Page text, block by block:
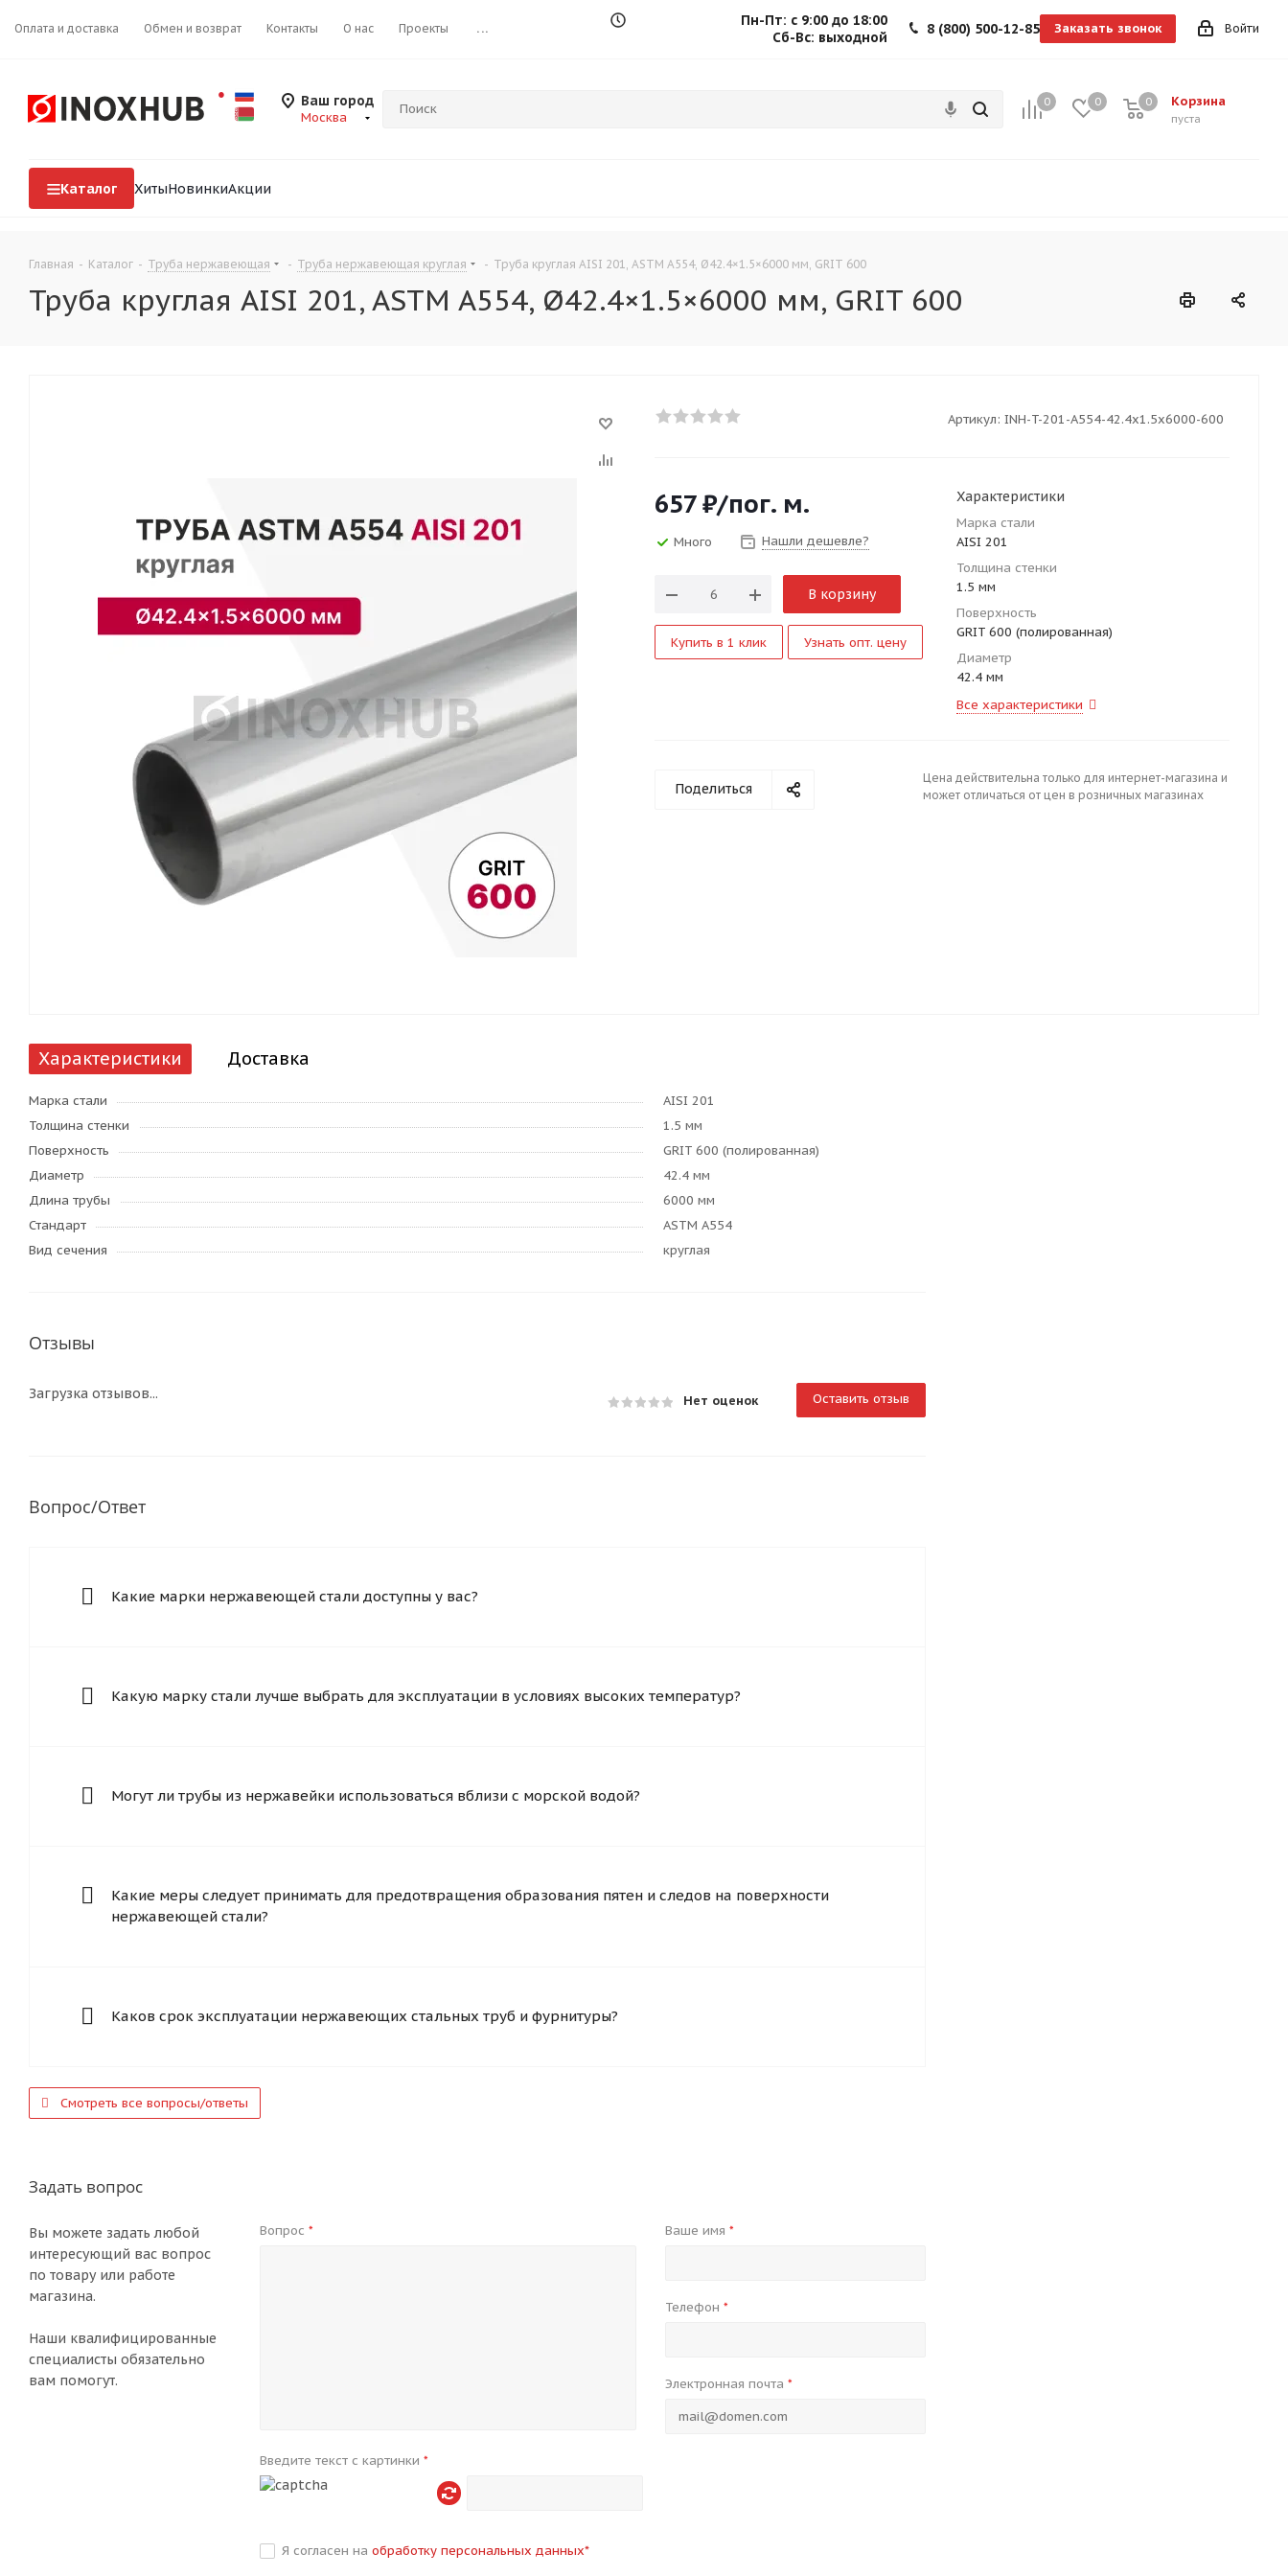
Оплата и доставка Обмен и возврат Контакты О нас Проекты ... Войти
8 (800) 500-12-85 Заказать звонок
Пн-Пт: с 9:00 до 18:00
Сб-Вс: выходной
Ваш город
Москва
0 0 Корзина
0
пуста
0
Каталог ХитыНовинкиАкции
Главная - Каталог - Труба нержавеющая - Труба нержавеющая круглая - Труба круглая AISI 201, ASTM A554, Ø42.4×1.5×6000 мм, GRIT 600
Труба круглая AISI 201, ASTM A554, Ø42.4×1.5×6000 мм, GRIT 600
Артикул: INH-T-201-A554-42.4x1.5x6000-600
657₽/пог. м.
Много Нашли дешевле?
В корзину
Купить в 1 клик Узнать опт. цену
Характеристики
Марка стали
AISI 201
Толщина стенки
1.5 мм
Поверхность
GRIT 600 (полированная)
Диаметр
42.4 мм
Все характеристики
Поделиться
Цена действительна только для интернет-магазина и
может отличаться от цен в розничных магазинах
Характеристики Доставка
Марка стали
AISI 201
Толщина стенки
1.5 мм
Поверхность
GRIT 600 (полированная)
Диаметр
42.4 мм
Длина трубы
6000 мм
Стандарт
ASTM A554
Вид сечения
круглая
Отзывы
Нет оценок Оставить отзыв
Загрузка отзывов...
Вопрос/Ответ
Какие марки нержавеющей стали доступны у вас?
Какую марку стали лучше выбрать для эксплуатации в условиях высоких температур?
Могут ли трубы из нержавейки использоваться вблизи с морской водой?
Какие меры следует принимать для предотвращения образования пятен и следов на поверхности
нержавеющей стали?
Каков срок эксплуатации нержавеющих стальных труб и фурнитуры?
Смотреть все вопросы/ответы
Задать вопрос
Вы можете задать любой
интересующий вас вопрос
по товару или работе
магазина.
Наши квалифицированные
специалисты обязательно
вам помогут.
Вопрос* Ваше имя *
Телефон *
Электронная почта *
Введите текст с картинки*
Я согласен наобработку персональных данных*